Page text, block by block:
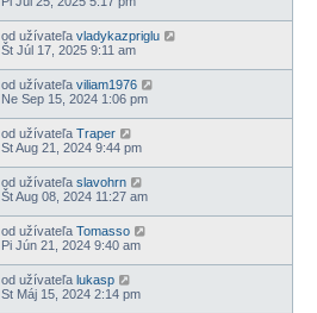
od užívateľa vladykazpriglu
Št Júl 17, 2025 9:11 am
od užívateľa viliam1976
Ne Sep 15, 2024 1:06 pm
od užívateľa Traper
St Aug 21, 2024 9:44 pm
od užívateľa slavohrn
Št Aug 08, 2024 11:27 am
od užívateľa Tomasso
Pi Jún 21, 2024 9:40 am
od užívateľa lukasp
St Máj 15, 2024 2:14 pm